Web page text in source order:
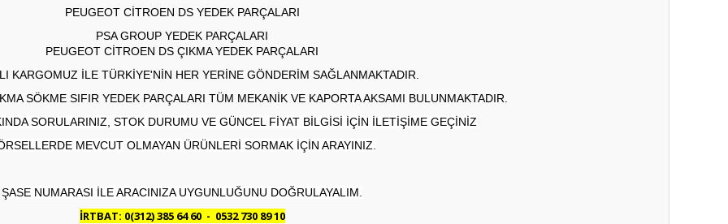
PEUGEOT CİTROEN DS YEDEK PARÇALARI
PSA GROUP YEDEK PARÇALARI
PEUGEOT CİTROEN DS ÇIKMA YEDEK PARÇALARI
KARGOMUZ İLE TÜRKİYE'NİN HER YERİNE GÖNDERİM SAĞLANMAKTADIR.
SÖKME SIFIR YEDEK PARÇALARI TÜM MEKANİK VE KAPORTA AKSAMI BULUNMAKTADIR.
SORULARINIZ, STOK DURUMU VE GÜNCEL FİYAT BİLGİSİ İÇİN İLETİŞİME GEÇİNİZ
MEVCUT OLMAYAN ÜRÜNLERİ SORMAK İÇİN ARAYINIZ.
ŞASE NUMARASI İLE ARACINIZA UYGUNLUĞUNU DOĞRULAYALIM.
İRTBAT: 0(312) 385 64 60 - 0532 730 89 10